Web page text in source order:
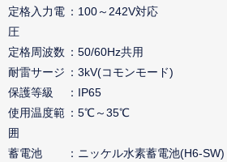
定格入力電
圧
100～242V対応
定格周波数
50/60Hz共用
耐雷サージ
3kV(コモンモード)
保護等級
IP65
使用温度範
囲
5℃～35℃
蓄電池
ニッケル水素蓄電池(H6-SW)